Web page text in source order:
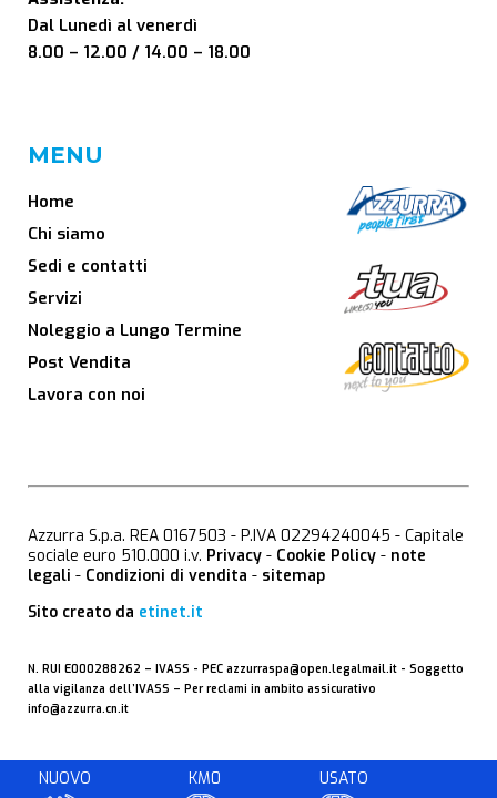
NUOVO KM0 USATO
Dal Lunedì al venerdì
8.00 – 12.00 / 14.00 – 18.00
MENU
Home
Chi siamo
Sedi e contatti
Servizi
Noleggio a Lungo Termine
Post Vendita
Lavora con noi
Azzurra S.p.a. REA 0167503 - P.IVA 02294240045 - Capitale
sociale euro 510.000 i.v. Privacy - Cookie Policy - note
legali - Condizioni di vendita - sitemap
Sito creato da etinet.it
N. RUI E000288262 – IVASS - PEC azzurraspa@open.legalmail.it - Soggetto
alla vigilanza dell’IVASS – Per reclami in ambito assicurativo
info@azzurra.cn.it